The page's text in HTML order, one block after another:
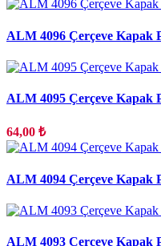
ALM 4096 Çerçeve Kapak
ALM 4095 Çerçeve Kapak
64,00 ₺
ALM 4094 Çerçeve Kapak
ALM 4093 Çerçeve Kapak